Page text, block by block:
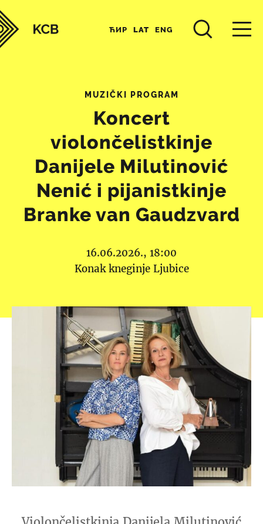
ЋИР LAT ENG
MUZIČKI PROGRAM
Koncert
violončelistkinje
Danijele Milutinović
Nenić i pijanistkinje
Branke van Gaudzvard
16.06.2026., 18:00
Konak kneginje Ljubice